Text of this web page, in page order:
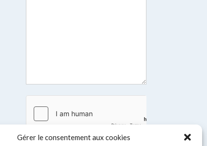
Gérer le consentement aux cookies